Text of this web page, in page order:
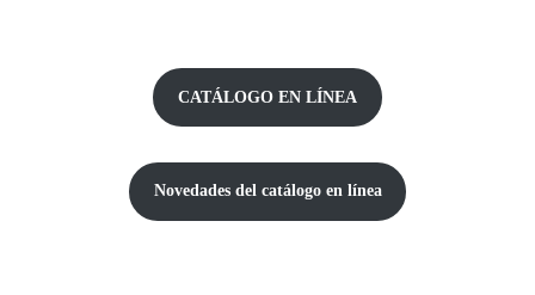
CATÁLOGO EN LÍNEA
Novedades del catálogo en línea